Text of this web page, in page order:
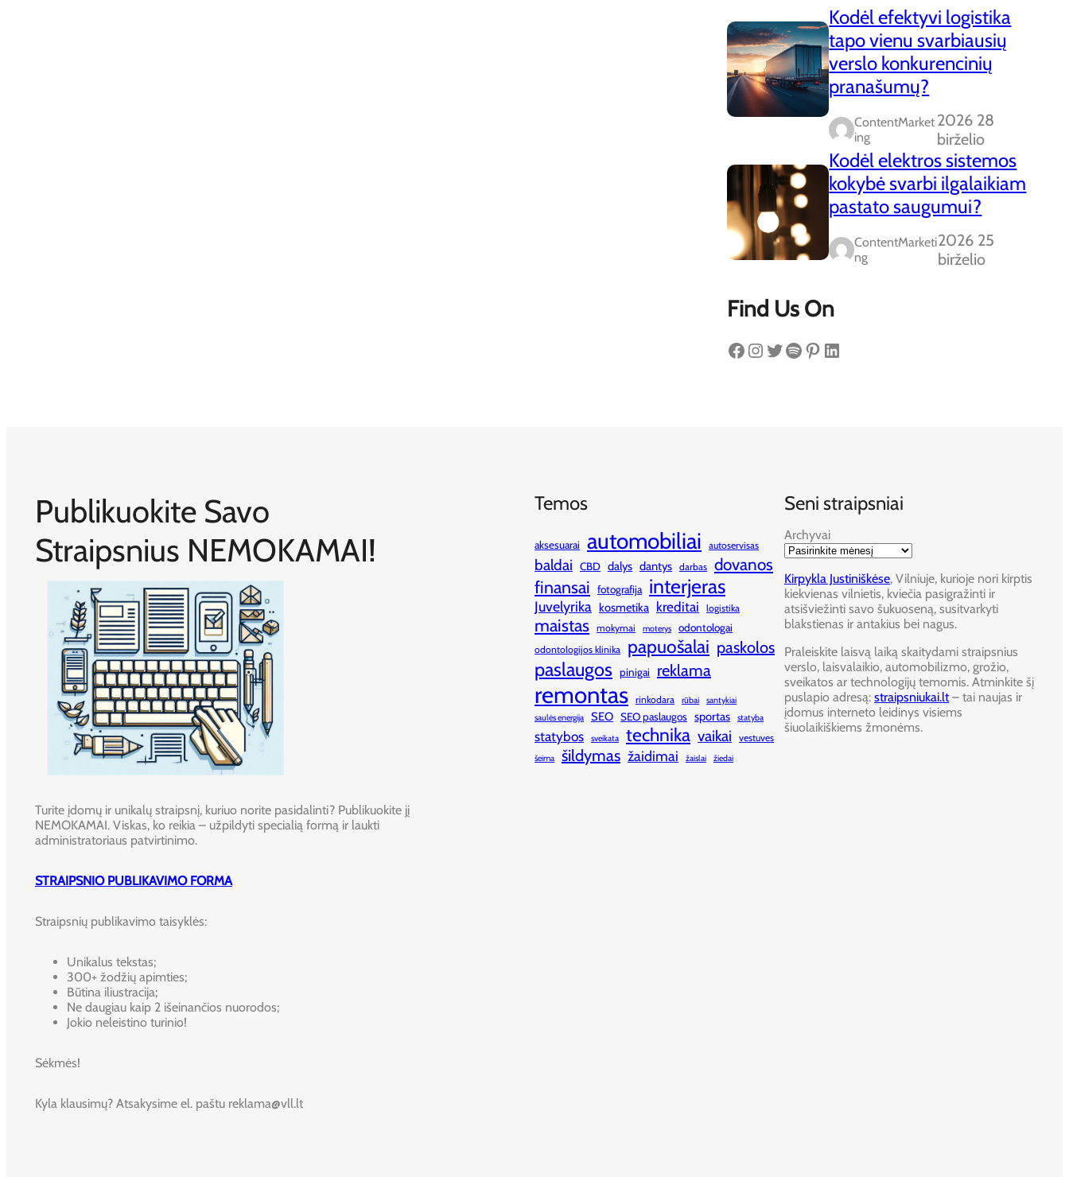
Kodėl efektyvi logistika
tapo vienu svarbiausių
verslo konkurencinių
pranašumų?
ContentMarket
Ing
2026 28
birželio
Kodėl elektros sistemos
kokybė svarbi ilgalaikiam
pastato saugumui?
ContentMarketi
Ng
2026 25
birželio
Find Us On
Facebook Instagram Twitter Spotify Pinterest LinkedIn
Publikuokite Savo
Straipsnius NEMOKAMAI!
Turite įdomų ir unikalų straipsnį, kuriuo norite pasidalinti? Publikuokite jį
NEMOKAMAI. Viskas, ko reikia – užpildyti specialią formą ir laukti
administratoriaus patvirtinimo.
STRAIPSNIO PUBLIKAVIMO FORMA
Straipsnių publikavimo taisyklės:
Unikalus tekstas;
300+ žodžių apimties;
Būtina iliustracija;
Ne daugiau kaip 2 išeinančios nuorodos;
Jokio neleistino turinio!
Sėkmės!
Kyla klausimų? Atsakysime el. paštu reklama@vll.lt
Temos
aksesuarai automobiliai autoservisas
baldai CBD dalys dantys darbas dovanos
finansai fotografija interjeras
Juvelyrika kosmetika kreditai logistika
maistas mokymai moterys odontologai
odontologijos klinika papuošalai paskolos
paslaugos pinigai reklama
remontas rinkodara rūbai
santykiai
saulės energija
SEO SEO paslaugos sportas statyba
statybos sveikata technika vaikai vestuves
šeima šildymas žaidimai žaislai žiedai
Seni straipsniai
Archyvai
Kirpykla Justiniškėse, Vilniuje, kurioje nori kirptis
kiekvienas vilnietis, kviečia pasigražinti ir
atsišviežinti savo šukuoseną, susitvarkyti
blakstienas ir antakius bei nagus.
Praleiskite laisvą laiką skaitydami straipsnius
verslo, laisvalaikio, automobilizmo, grožio,
sveikatos ar technologijų temomis. Atminkite šį
puslapio adresą: straipsniukai.lt– tai naujas ir
įdomus interneto leidinys visiems
šiuolaikiškiems žmonėms.